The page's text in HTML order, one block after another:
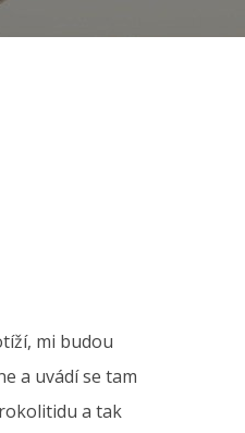
mi budou
a uvádí se tam
a tak